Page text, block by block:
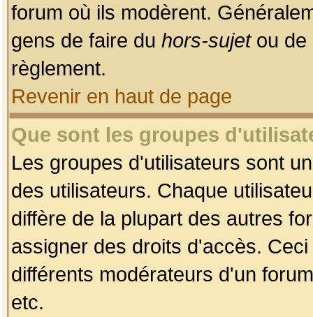
forum où ils modèrent.
gens de faire du hors-sujetou de
règlement.
Revenir en haut de page
Que sont les groupes
Les groupes d'utilisateurs sont
des utilisateurs. Chaque
diffère de la plupart des autres
assigner des droits d'accès.
différents modérateurs d'un
etc.